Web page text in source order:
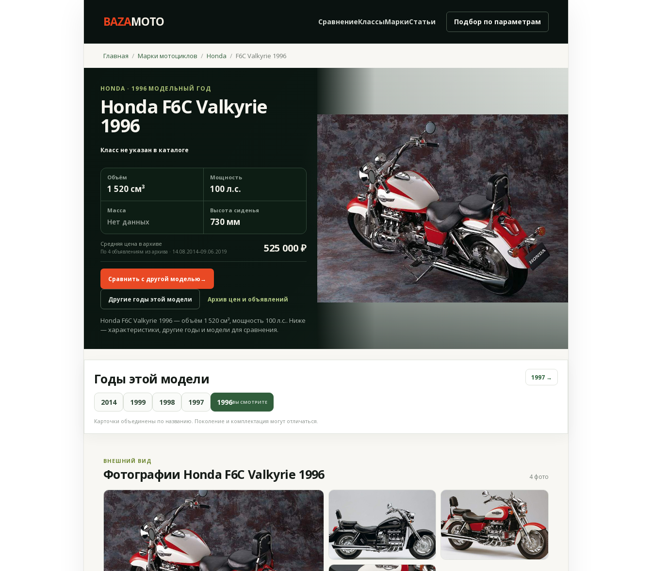
BAZAMOTO СравнениеКлассыМаркиСтатьи Подбор по параметрам
Главная Марки мотоциклов Honda F6C Valkyrie 1996
HONDA · 1996 МОДЕЛЬНЫЙ ГОД
Honda F6C Valkyrie
1996
Класс не указан в каталоге
Объём
1 520 см³
Мощность
100 л.с.
Масса
Нет данных
Высота сиденья
730 мм
Средняя цена в архиве 525 000 ₽
По 4 объявлениям из архива · 14.08.2014–09.06.2019
Сравнить с другой моделью→
Другие годы этой модели Архив цен и объявлений
Honda F6C Valkyrie 1996 — объём 1 520 см³, мощность 100 л.с.. Ниже
— характеристики, другие годы и модели для сравнения.
Годы этой модели 1997 →
2014 1999 1998 1997 1996ВЫ СМОТРИТЕ
Карточки объединены по названию. Поколение и комплектация могут отличаться.
ВНЕШНИЙ ВИД
Фотографии Honda F6C Valkyrie 1996 4 фото